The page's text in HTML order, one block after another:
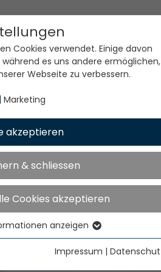
Cookies verwendet. Einige davon
es uns andere ermöglichen,
Webseite zu verbessern.
Marketing
akzeptieren
& schliessen
Cookies akzeptieren
für grundlegende Funktionen der
ist gewährleistet, dass die
anzeigen
Impressum |